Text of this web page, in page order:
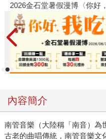
2026金石堂暑假漫博〈你好
內容簡介
南管音樂（大陸稱「南音）為
古老的曲唱傳統，南管音樂文